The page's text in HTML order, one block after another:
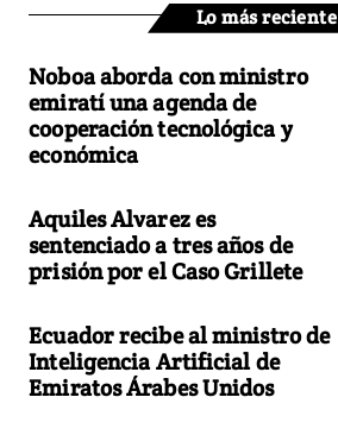
Lo más reciente
Noboa aborda con ministro
emiratí una agenda de
cooperación tecnológica y
económica
Aquiles Alvarez es
sentenciado a tres años de
prisión por el Caso Grillete
Ecuador recibe al ministro de
Inteligencia Artificial de
Emiratos Árabes Unidos